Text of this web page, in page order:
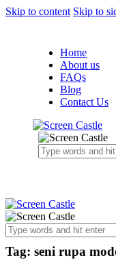
Skip to content Skip to
Home
About us
FAQs
Blog
Contact Us
Tag: seni rupa